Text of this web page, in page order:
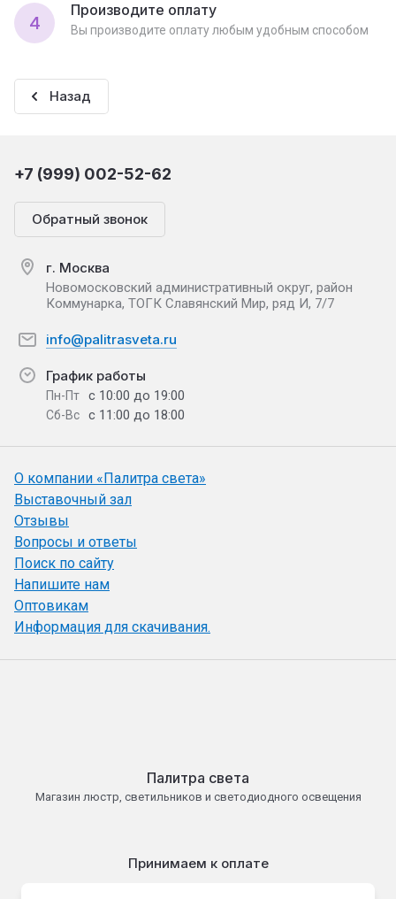
4
Производите оплату
Вы производите оплату любым удобным способом
Назад
+7 (999) 002-52-62
Обратный звонок
г. Москва
Новомосковский административный округ, район
Коммунарка, ТОГК Славянский Мир, ряд И, 7/7
info@palitrasveta.ru
График работы
Пн-Пт с 10:00 до 19:00
Сб-Вс с 11:00 до 18:00
О компании «Палитра света»
Выставочный зал
Отзывы
Вопросы и ответы
Поиск по сайту
Напишите нам
Оптовикам
Информация для скачивания.
Палитра света
Магазин люстр, светильников и светодиодного освещения
Принимаем к оплате